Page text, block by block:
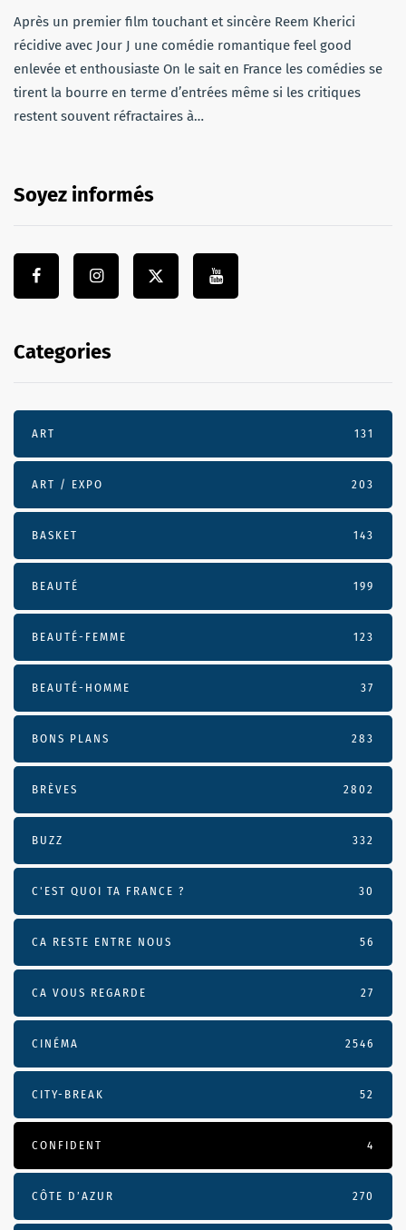
Après un premier film touchant et sincère Reem Kherici
récidive avec Jour J une comédie romantique feel good
enlevée et enthousiaste On le sait en France les comédies se
tirent la bourre en terme d’entrées même si les critiques
restent souvent réfractaires à…
Soyez informés
Categories
ART 131
ART / EXPO 203
BASKET 143
BEAUTÉ 199
BEAUTÉ-FEMME 123
BEAUTÉ-HOMME 37
BONS PLANS 283
BRÈVES 2802
BUZZ 332
C'EST QUOI TA FRANCE ? 30
CA RESTE ENTRE NOUS 56
CA VOUS REGARDE 27
CINÉMA 2546
CITY-BREAK 52
CONFIDENT 4
CÔTE D’AZUR 270